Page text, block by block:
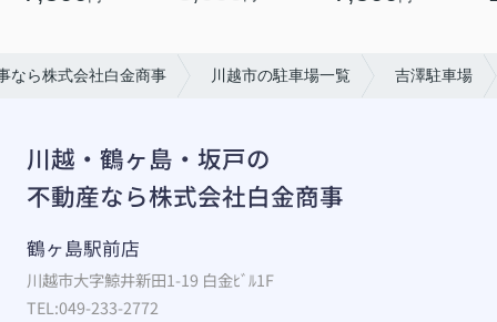
なら株式会社白金商事 川越市の駐車場一覧 吉澤駐車場
川越・鶴ヶ島・坂戸の
不動産なら株式会社白金商事
鶴ヶ島駅前店
川越市大字鯨井新田1-19 白金ﾋﾞﾙ1F
TEL:049-233-2772